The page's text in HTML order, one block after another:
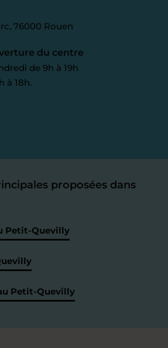
76000 Rouen
du centre
de 9h à 19h
à 18h.
proposées dans
Petit-Quevilly
Petit-Quevilly